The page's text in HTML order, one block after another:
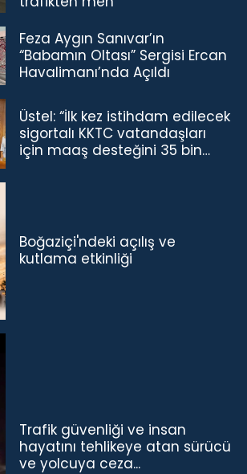
Feza Aygın Sanıvar’ın
“Babamın Oltası” Sergisi Ercan
Havalimanı’nda Açıldı
Üstel: “İlk kez istihdam edilecek
sigortalı KKTC vatandaşları
için maaş desteğini 35 bin
Boğaziçi'ndeki açılış ve
kutlama etkinliği
Trafik güvenliği ve insan
hayatını tehlikeye atan sürücü
ve yolcuya ceza...